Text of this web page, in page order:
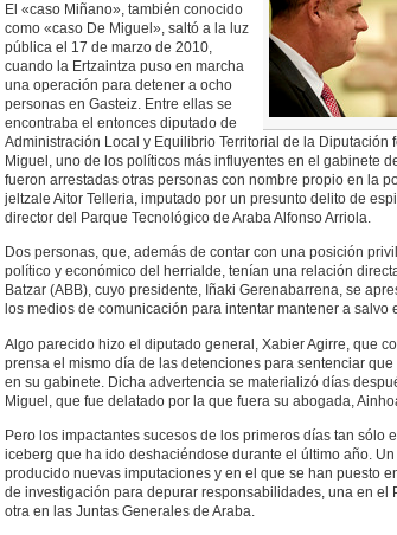
El «caso Miñano», también conocido
como «caso De Miguel», saltó a la luz
pública el 17 de marzo de 2010,
cuando la Ertzaintza puso en marcha
una operación para detener a ocho
personas en Gasteiz. Entre ellas se
encontraba el entonces diputado de
Administración Local y Equilibrio Territorial de la Diputación
Miguel, uno de los políticos más influyentes en el gabinete
fueron arrestadas otras personas con nombre propio en la
jeltzale Aitor Telleria, imputado por un presunto delito de
director del Parque Tecnológico de Araba Alfonso Arriola.
Dos personas, que, además de contar con una posición
político y económico del herrialde, tenían una relación
Batzar (ABB), cuyo presidente, Iñaki Gerenabarrena, se
los medios de comunicación para intentar mantener a salvo
Algo parecido hizo el diputado general, Xabier Agirre, que
prensa el mismo día de las detenciones para sentenciar
en su gabinete. Dicha advertencia se materializó días
Miguel, que fue delatado por la que fuera su abogada,
Pero los impactantes sucesos de los primeros días tan sólo
iceberg que ha ido deshaciéndose durante el último año.
producido nuevas imputaciones y en el que se han puesto
de investigación para depurar responsabilidades, una en el
otra en las Juntas Generales de Araba.